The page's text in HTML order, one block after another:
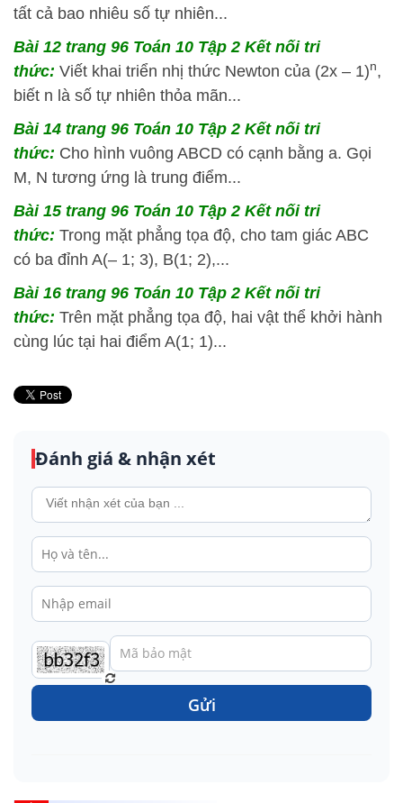
tất cả bao nhiêu số tự nhiên...
Bài 12 trang 96 Toán 10 Tập 2 Kết nối tri
thức: Viết khai triển nhị thức Newton của (2x – 1)n,
biết n là số tự nhiên thỏa mãn...
Bài 14 trang 96 Toán 10 Tập 2 Kết nối tri
thức: Cho hình vuông ABCD có cạnh bằng a. Gọi
M, N tương ứng là trung điểm...
Bài 15 trang 96 Toán 10 Tập 2 Kết nối tri
thức: Trong mặt phẳng tọa độ, cho tam giác ABC
có ba đỉnh A(– 1; 3), B(1; 2),...
Bài 16 trang 96 Toán 10 Tập 2 Kết nối tri
thức: Trên mặt phẳng tọa độ, hai vật thể khởi hành
cùng lúc tại hai điểm A(1; 1)...
Đánh giá & nhận xét
Gửi